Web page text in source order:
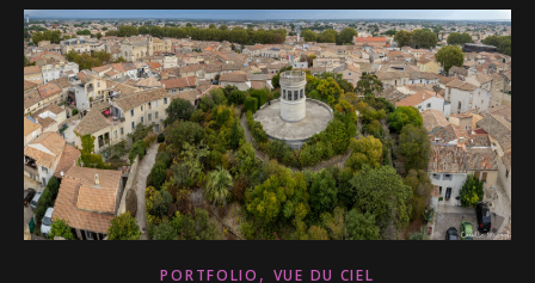
PORTFOLIO , VUE DU CIEL